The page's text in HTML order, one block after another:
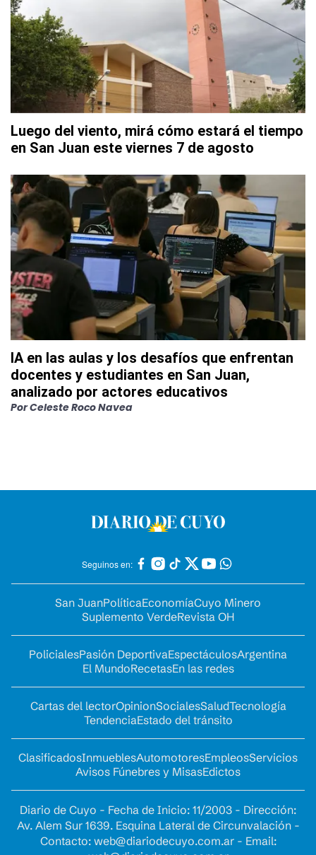
Luego del viento, mirá cómo estará el tiempo
en San Juan este viernes 7 de agosto
IA en las aulas y los desafíos que enfrentan
docentes y estudiantes en San Juan,
analizado por actores educativos
PorCeleste Roco Navea
Seguinos en:
San JuanPolíticaEconomíaCuyo Minero
Suplemento VerdeRevista OH
PolicialesPasión DeportivaEspectáculosArgentina
El MundoRecetasEn las redes
Cartas del lectorOpinionSocialesSaludTecnología
TendenciaEstado del tránsito
ClasificadosInmueblesAutomotoresEmpleosServicios
Avisos Fúnebres y MisasEdictos
Diario de Cuyo - Fecha de Inicio: 11/2003 - Dirección:
Av. Alem Sur 1639. Esquina Lateral de Circunvalación -
Contacto: web@diariodecuyo.com.ar- Email: